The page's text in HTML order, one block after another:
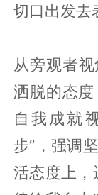
切口出发去
从旁观者
洒脱的态
自我成就
步”，强调
活态度上，